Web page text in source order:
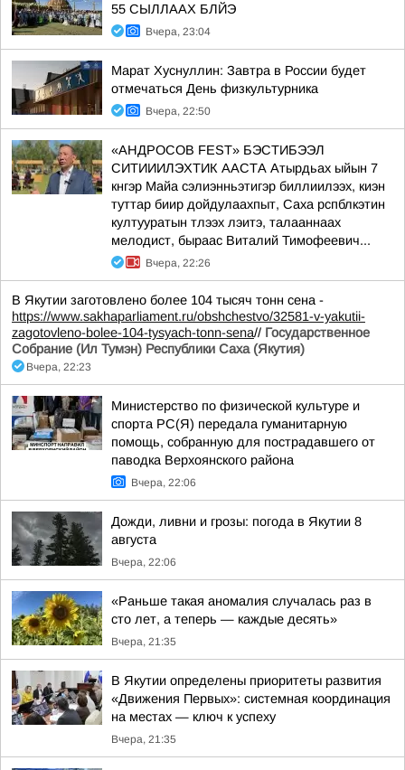
55 СЫЛЛААХ БЛЙЭ
Вчера, 23:04
Марат Хуснуллин: Завтра в России будет
отмечаться День физкультурника
Вчера, 22:50
«АНДРОСОВ FEST» БЭСТИБЭЭЛ
СИТИИИЛЭХТИК ААСТА Атырдьах ыйын 7
кнгэр Майа сэлиэнньэтигэр биллиилээх, киэн
туттар биир дойдулаахпыт, Саха рспблкэтин
култууратын тлээх лэитэ, талааннаах
мелодист, быраас Виталий Тимофеевич...
Вчера, 22:26
В Якутии заготовлено более 104 тысяч тонн сена -
https://www.sakhaparliament.ru/obshchestvo/32581-v-yakutii-
zagotovleno-bolee-104-tysyach-tonn-sena// Государственное
Собрание (Ил Тумэн) Республики Саха (Якутия)
Вчера, 22:23
Министерство по физической культуре и
спорта РС(Я) передала гуманитарную
помощь, собранную для пострадавшего от
паводка Верхоянского района
Вчера, 22:06
Дожди, ливни и грозы: погода в Якутии 8
августа
Вчера, 22:06
«Раньше такая аномалия случалась раз в
сто лет, а теперь — каждые десять»
Вчера, 21:35
В Якутии определены приоритеты развития
«Движения Первых»: системная координация
на местах — ключ к успеху
Вчера, 21:35